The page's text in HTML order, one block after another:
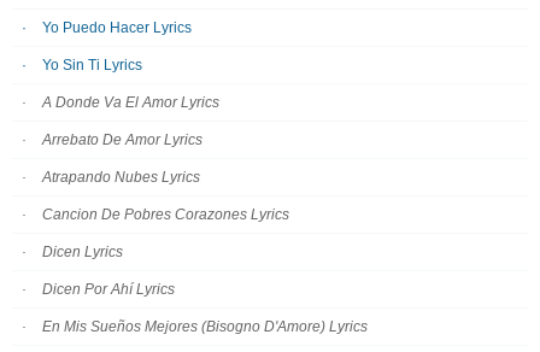
Yo Puedo Hacer Lyrics
Yo Sin Ti Lyrics
A Donde Va El Amor Lyrics
Arrebato De Amor Lyrics
Atrapando Nubes Lyrics
Cancion De Pobres Corazones Lyrics
Dicen Lyrics
Dicen Por Ahí Lyrics
En Mis Sueños Mejores (Bisogno D'Amore) Lyrics